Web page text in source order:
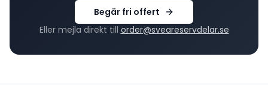
Begär fri offert
Eller mejla direkt till order@sveareservdelar.se